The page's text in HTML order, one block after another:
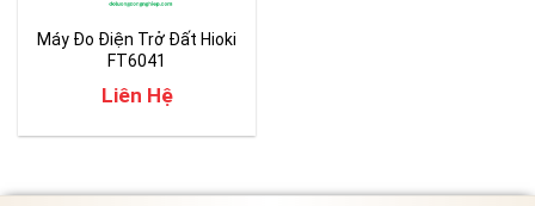
Máy Đo Điện Trở Đất Hioki
FT6041
Liên Hệ